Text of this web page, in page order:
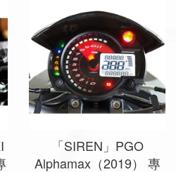
「SIREN」PGO
Alphamax（2019） 專